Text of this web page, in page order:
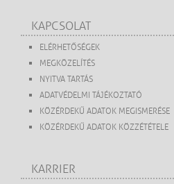
KAPCSOLAT
ELÉRHETŐSÉGEK
MEGKÖZELÍTÉS
NYITVA TARTÁS
ADATVÉDELMI TÁJÉKOZTATÓ
KÖZÉRDEKŰ ADATOK MEGISMERÉSE
KÖZÉRDEKŰ ADATOK KÖZZÉTÉTELE
KARRIER